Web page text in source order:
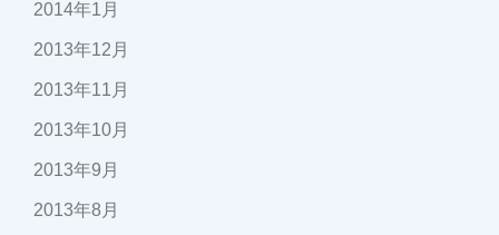
2014年1月
2013年12月
2013年11月
2013年10月
2013年9月
2013年8月